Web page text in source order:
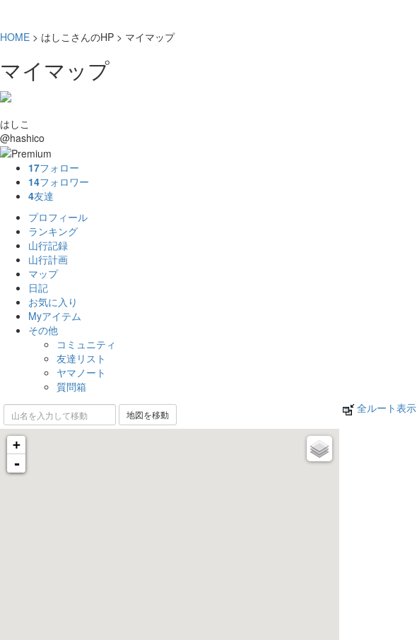
HOME > はしこさんのHP > マイマップ
マイマップ
はしこ
@hashico
17フォロー
14フォロワー
4友達
プロフィール
ランキング
山行記録
山行計画
マップ
日記
お気に入り
Myアイテム
その他
コミュニティ
友達リスト
ヤマノート
質問箱
+
-
全ルート表示